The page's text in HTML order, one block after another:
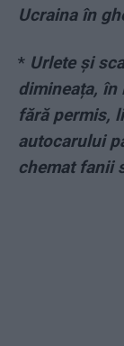
Ucraina în
* Urlete și
dimineața,
fără permis,
autocarului
chemat fanii